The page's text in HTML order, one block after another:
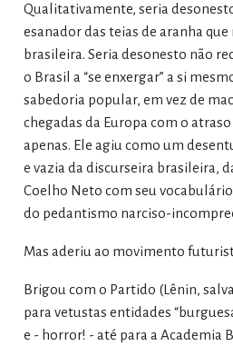
Qualitativamente, seria
esanador das teias de aranha
brasileira. Seria desonesto não
o Brasil a “se enxergar” a si
sabedoria popular, em vez de
chegadas da Europa com o
apenas. Ele agiu como um
e vazia da discurseira brasileira,
Coelho Neto com seu
do pedantismo narciso-
Mas aderiu ao movimento
Brigou com o Partido (Lênin,
para vetustas entidades
e - horror! - até para a Academia